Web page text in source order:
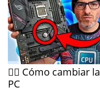
🤷‍♀️ Cómo cambiar
PC